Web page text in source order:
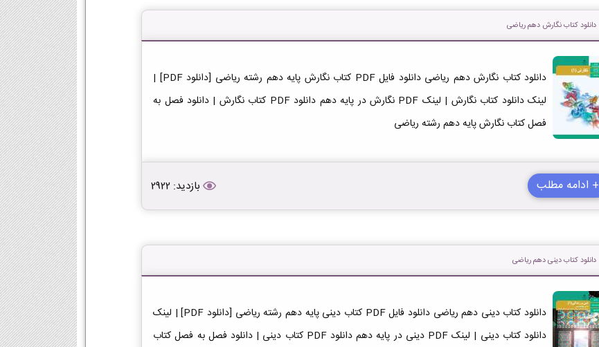
دانلود کتاب نگارش دهم ریاضی
دانلود کتاب نگارش دهم ریاضی دانلود فایل PDF کتاب نگارش پایه دهم رشته ریاضی [دانلود PDF] |
لینک دانلود کتاب نگارش | لینک PDF نگارش در پایه دهم دانلود PDF کتاب نگارش | دانلود فصل به
فصل کتاب نگارش پایه دهم رشته ریاضی
+ ادامه مطلب بازدید: 2922
دانلود کتاب دینی دهم ریاضی
دانلود کتاب دینی دهم ریاضی دانلود فایل PDF کتاب دینی پایه دهم رشته ریاضی [دانلود PDF] | لینک
دانلود کتاب دینی | لینک PDF دینی در پایه دهم دانلود PDF کتاب دینی | دانلود فصل به فصل کتاب